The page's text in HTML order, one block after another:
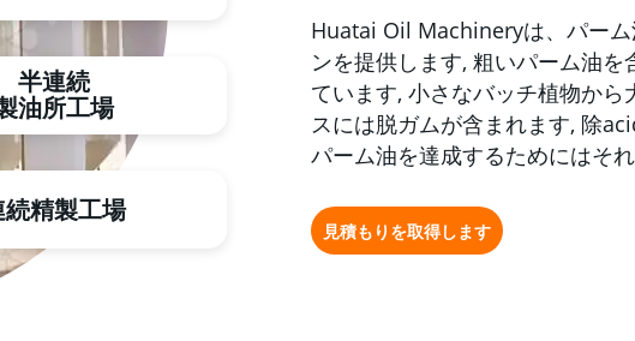
半連続
油所工場
精製工場
Huatai Oil Machineryは、パー
ンを提供します, 粗いパーム油
ています, 小さなバッチ植物か
スには脱ガムが含まれます, 除
パーム油を達成するためにはそ
見積もりを取得します